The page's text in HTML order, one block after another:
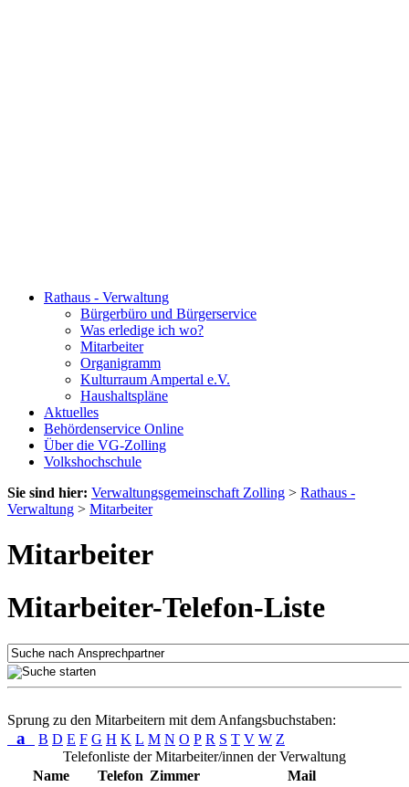
Rathaus - Verwaltung
Bürgerbüro und Bürgerservice
Was erledige ich wo?
Mitarbeiter
Organigramm
Kulturraum Ampertal e.V.
Haushaltspläne
Aktuelles
Behördenservice Online
Über die VG-Zolling
Volkshochschule
Sie sind hier: Verwaltungsgemeinschaft Zolling > Rathaus -
Verwaltung > Mitarbeiter
Mitarbeiter
Mitarbeiter-Telefon-Liste
Sprung zu den Mitarbeitern mit dem Anfangsbuchstaben:
a B D E F G H K L M N O P R S T V W Z
Telefonliste der Mitarbeiter/innen der Verwaltung
Name
Telefon Zimmer
Mail